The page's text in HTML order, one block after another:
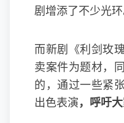
剧增添了不少光环
而新剧《利剑玫
卖案件为题材，
的，通过一些紧
出色表演 ，呼吁